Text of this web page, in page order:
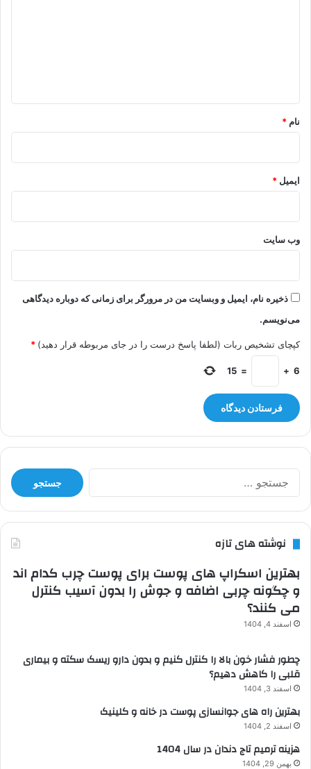
نام *
ایمیل *
وب‌ سایت
ذخیره نام، ایمیل و وبسایت من در مرورگر برای زمانی که دوباره دیدگاهی
می‌نویسم.
کپچای تشخیص ربات (لطفا پاسخ درست را در جای مربوطه قرار دهید) *
6
+
=
15
جستجو
برای:
نوشته های تازه
بهترین اسکراپ های پوست برای پوست چرب کدام اند
و چگونه چربی اضافه و جوش را بدون آسیب کنترل
می کنند؟
اسفند 4, 1404
چطور فشار خون بالا را کنترل کنیم و بدون دارو ریسک سکته و بیماری
قلبی را کاهش دهیم؟
اسفند 3, 1404
بهترین راه های جوانسازی پوست در خانه و کلینیک
اسفند 2, 1404
هزینه ترمیم تاج دندان در سال 1404
بهمن 29, 1404